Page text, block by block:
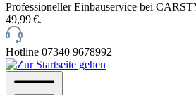
Professioneller Einbauservice bei
49,99 €.
Hotline 07340 9678992